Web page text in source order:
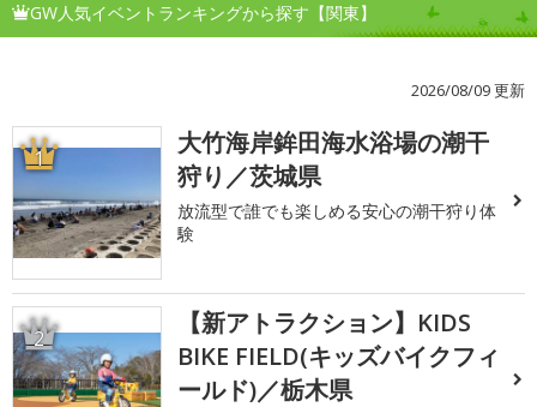
GW人気イベントランキングから探す【関東】
2026/08/09 更新
1
大竹海岸鉾田海水浴場の潮干
狩り／茨城県
放流型で誰でも楽しめる安心の潮干狩り体
験
2
【新アトラクション】KIDS
BIKE FIELD(キッズバイクフィ
ールド)／栃木県